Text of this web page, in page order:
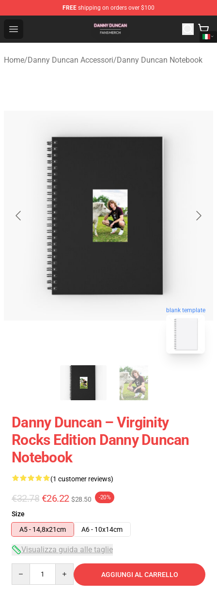
FREE shipping on orders over $100
Open menu
Danny Duncan Shop - Official Danny Duncan
Home/Danny Duncan Accessori/Danny Duncan Notebook
blank template
Danny Duncan – Virginity
Rocks Edition Danny Duncan
Notebook
(1 customer reviews)
€32.78 €26.22 $28.50 -20%
Size
A5 - 14,8x21cm
A6 - 10x14cm
Visualizza guida alle taglie
AGGIUNGI AL CARRELLO